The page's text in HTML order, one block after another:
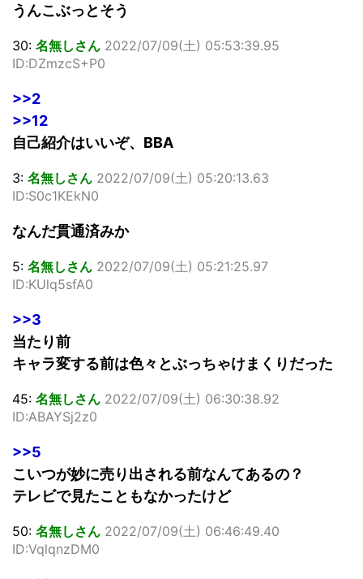
うんこぶっとそう
30: 名無しさん 2022/07/09(土) 05:53:39.95
ID:DZmzcS+P0
>>2
>>12
自己紹介はいいぞ、BBA
3: 名無しさん 2022/07/09(土) 05:20:13.63
ID:S0c1KEkN0
なんだ貫通済みか
5: 名無しさん 2022/07/09(土) 05:21:25.97
ID:KUlq5sfA0
>>3
当たり前
キャラ変する前は色々とぶっちゃけまくりだった
45: 名無しさん 2022/07/09(土) 06:30:38.92
ID:ABAYSj2z0
>>5
こいつが妙に売り出される前なんてあるの？
テレビで見たこともなかったけど
50: 名無しさん 2022/07/09(土) 06:46:49.40
ID:VqlqnzDM0